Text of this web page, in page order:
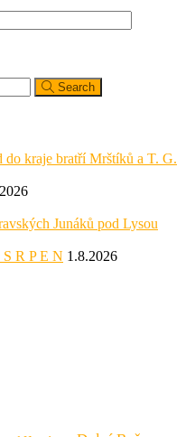
Search
kraje bratří Mrštíků a T. G.
Junáků pod Lysou
S R P E N 1.8.2026